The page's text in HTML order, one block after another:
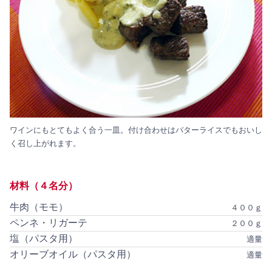
ワインにもとてもよく合う一皿。付け合わせはバターライスでもおいし
く召し上がれます。
材料（４名分）
４００ｇ
牛肉（モモ）
２００ｇ
ペンネ・リガーテ
適量
塩（パスタ用）
適量
オリーブオイル（パスタ用）